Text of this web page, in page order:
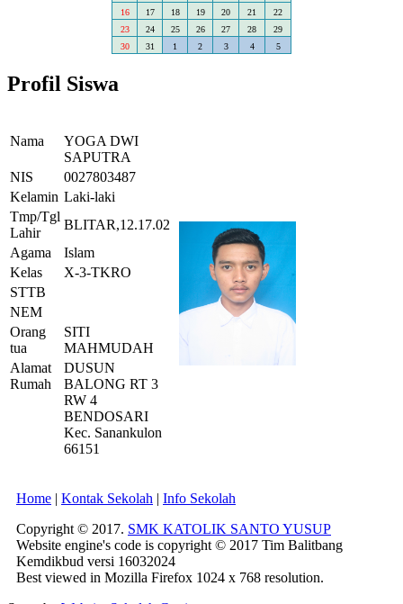
16
17 18 19 20 21
22
23
24 25 26 27 28
29
30
31 1 2 3 4 5
Profil Siswa
Nama
YOGA DWI
SAPUTRA
NIS
0027803487
Kelamin Laki-laki
Tmp/Tgl
Lahir
BLITAR,12.17.02
Agama
Islam
Kelas
X-3-TKRO
STTB
NEM
Orang
tua
SITI
MAHMUDAH
Alamat
Rumah
DUSUN
BALONG RT 3
RW 4
BENDOSARI
Kec. Sanankulon
66151
Home | Kontak Sekolah | Info Sekolah
Copyright © 2017. SMK KATOLIK SANTO YUSUP
Website engine's code is copyright © 2017 Tim Balitbang
Kemdikbud versi 16032024
Best viewed in Mozilla Firefox 1024 x 768 resolution.